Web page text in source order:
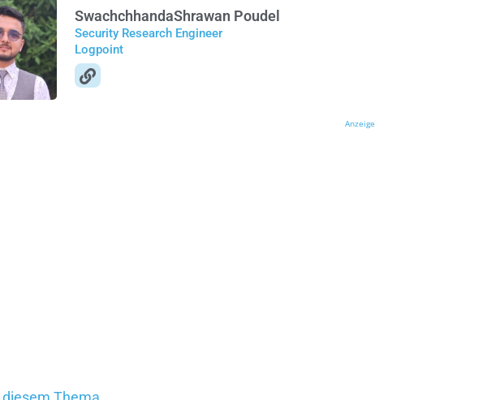
SwachchhandaShrawan Poudel
Security Research Engineer
Logpoint
Anzeige